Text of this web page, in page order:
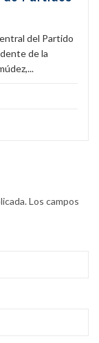
del Partido
de la
Los campos